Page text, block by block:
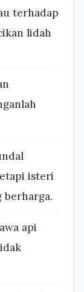
terhadap
lidah
isteri
berharga.
api